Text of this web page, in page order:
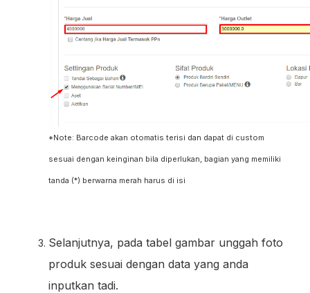
*Note: Barcode akan otomatis terisi dan dapat di custom
sesuai dengan keinginan bila diperlukan, bagian yang memiliki
tanda (*) berwarna merah harus di isi
Selanjutnya, pada tabel gambar unggah foto
produk sesuai dengan data yang anda
inputkan tadi.